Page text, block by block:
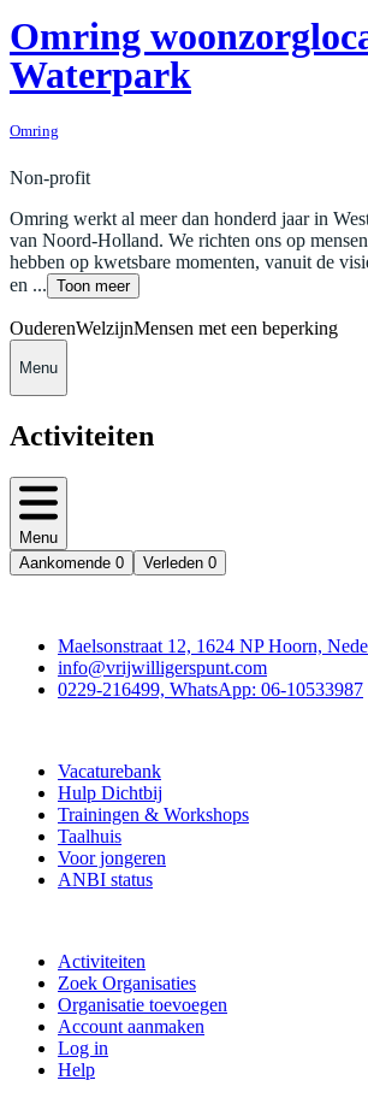
Omring
Waterpark
Omring
Non-profit
Omring werkt al meer dan honderd jaar in
van Noord-Holland. We richten ons op
hebben op kwetsbare momenten, vanuit de
en ... Toon meer
OuderenWelzijnMensen met een beperking
Menu
Activiteiten
Menu
Aankomende 0 Verleden 0
Maelsonstraat 12, 1624 NP Hoorn,
info@vrijwilligerspunt.com
0229-216499, WhatsApp: 06-10533987
Vacaturebank
Hulp Dichtbij
Trainingen & Workshops
Taalhuis
Voor jongeren
ANBI status
Activiteiten
Zoek Organisaties
Organisatie toevoegen
Account aanmaken
Log in
Help